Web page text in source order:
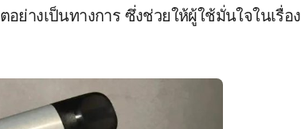
ย่างเป็นทางการ ซึ่งช่วยให้ผู้ใช้มั่นใจในเรื่อง